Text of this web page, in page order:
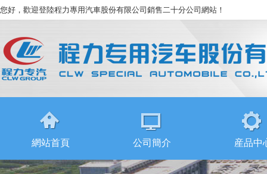
您好，歡迎登陸程力專用汽車股份有限公司銷售二十分公司網站！
網站首頁 公司簡介 産品中